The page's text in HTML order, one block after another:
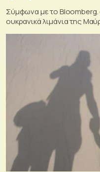
Σύμφωνα με το
ουκρανικά λιμάνια της